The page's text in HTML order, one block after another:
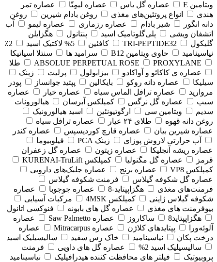
ویتامین E
عصاره گل یاس عصاره لیمِتّا
عصاره تمر
هندی
انواع پروتئین‌های مغذی روغن بادام شیرین
روغن
دانه انگور
شیر بادام عصاره رزماری عصاره لیمو
آب
اتشفان ویشی
پلی‌گلوتامیک اسید پنتانول
هگزایلن
گلیکول
TRI-PEPTIDE32 کافئین 5% لاکتیک اسید
2٪
نیاسینامید
حاوی ویتامین B12 سرامید ها
سنتلا اسیاتیکا
ABSOLUE PERPETUAL ROSE
PROXYLANE
طلا
عصاره ی کاکائو و آواکادو
بیزابولول پرلیت
زینک
سیلیکا
عصاره دانه روکو بایکالین پپتید جوانساز
پودر
مروارید
عصاره ترافل الماس سیاه عصاره خیار
عصاره
سیب
عصاره گل نرگس کمپلکس آبرسان
هیالورونات
سدیم
ویتامین سی ارگوتیونئین
اسید هیالورونیک
روغن دانه قهوه
طلای ۲۴ عیار
عصاره ترافل سیاه
عصاره شیرین بیان
عصاره قارچ کوردیسپس
عصاره کندر
آب حرارتی لاروش پوزای
زینک PCA
فیلوبیوما
عصاره ریشه آنجلیکا
عصاره زیتون
عصاره گل زعفران
قرمز
عصاره گل مگنولیا
کمپلکس KURENAI-TruLift
کمپلکس VP8
عصاره برنج
عصاره جلبک‌های دارویی
عصاره گل شکوفه گیلاس
فرمنت شکوفه گیلاس
فرمنت‌های مغذی
هگزاپپتاید-8 عصاره جوجوبا
عصاره
شکوفه گیلاس ژاپنی
کمپلکس 4MSK
مرکبات آسیایی
بیوفرمنت های مغذی
عصاره گل های بابونه
فنوکسی اتانول
هگزاپپتاید8
ساکاروز عصاره Saw Palmetto
عصاره
آلوئه‌ورا
پپتایدهای کلاژن عصاره Mitracarpus
عصاره
درخت پکان
نیاسینامید خاک رس سفید
سالیسیلیک اسید
سالیسیلیک اسید 2%
عصاره گل های داویی
فرمنت
پروبیوتیک
فیلتر های محافظت کننده هیدرافیلیک
نیاسینامید